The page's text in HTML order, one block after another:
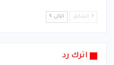
السابق التالي
اترك رد